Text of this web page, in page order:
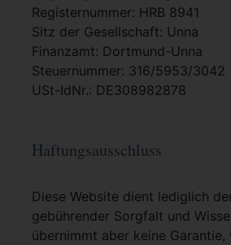
Registernummer: HRB 8941
Sitz der Gesellschaft: Unna
Finanzamt: Dortmund-Unna
Steuernummer: 316/5953/3042
USt-IdNr.: DE308982878
Haftungsausschluss
Diese Website dient lediglich
gebührender Sorgfalt und
übernimmt aber keine